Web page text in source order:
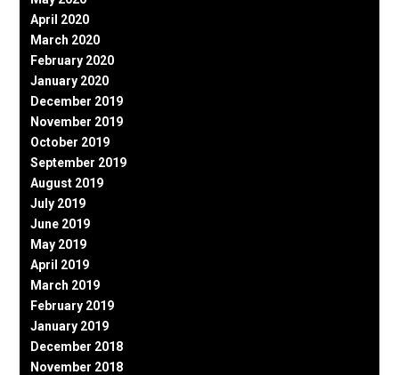
April 2020
March 2020
February 2020
January 2020
December 2019
November 2019
October 2019
September 2019
August 2019
July 2019
June 2019
May 2019
April 2019
March 2019
February 2019
January 2019
December 2018
November 2018